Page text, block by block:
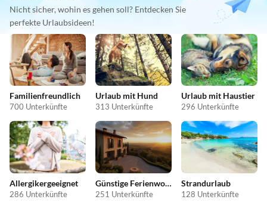
Nicht sicher, wohin es gehen soll? Entdecken Sie
perfekte Urlaubsideen!
Familienfreundlich
700 Unterkünfte
Urlaub mit Hund
313 Unterkünfte
Urlaub mit Haustier
296 Unterkünfte
Allergikergeeignet
286 Unterkünfte
Günstige Ferienwohnungen
251 Unterkünfte
Strandurlaub
128 Unterkünfte